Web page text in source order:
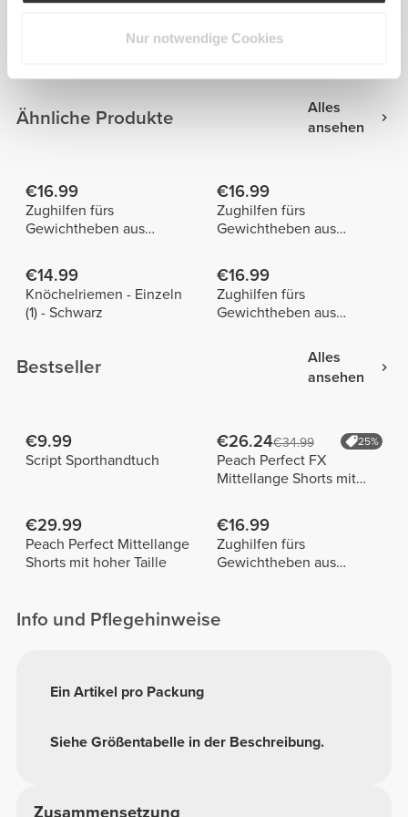
Nur notwendige Cookies
Tania Peixoto
Ähnliche Produkte
Alles
ansehen
€16.99
Zughilfen fürs
Gewichtheben aus
€16.99
Zughilfen fürs
Gewichtheben aus
€14.99
Knöchelriemen - Einzeln
(1) - Schwarz
€16.99
Zughilfen fürs
Gewichtheben aus
Bestseller
Alles
ansehen
€9.99
Script Sporthandtuch
€26.24€34.99 25%
Peach Perfect FX
Mittellange Shorts mit
€29.99
Peach Perfect Mittellange
Shorts mit hoher Taille
€16.99
Zughilfen fürs
Gewichtheben aus
Info und Pflegehinweise
Siehe Größentabelle in der Beschreibung.
Ein Artikel pro Packung
Zusammensetzung